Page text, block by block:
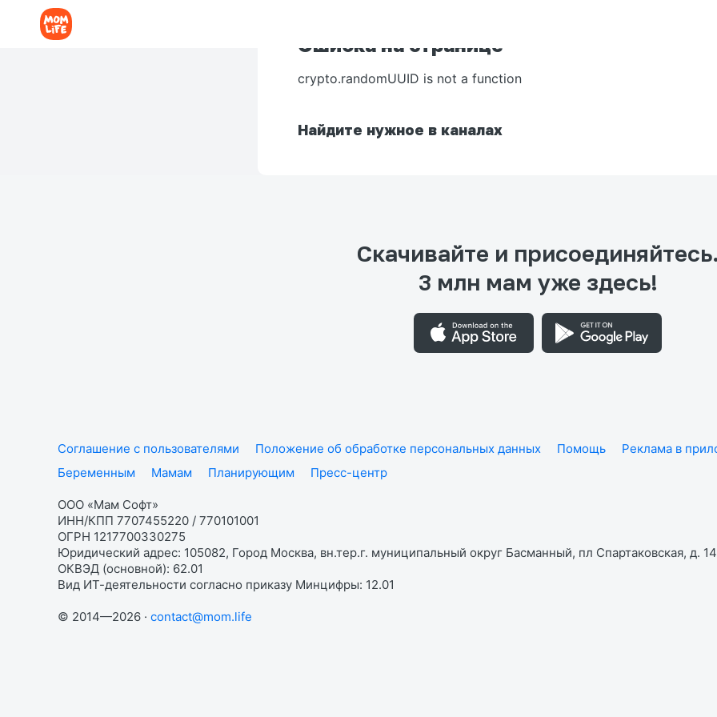
Ошибка на странице
crypto.randomUUID is not a function
Найдите нужное в каналах
Скачивайте и присоединяйтесь.
3 млн мам уже здесь!
Соглашение с пользователями Положение об обработке персональных данных Помощь Реклама в
Беременным
Мамам Планирующим Пресс-центр
ООО «Мам Софт»
ИНН/КПП 7707455220 / 770101001
ОГРН 1217700330275
Юридический адрес: 105082, Город Москва, вн.тер.г. муниципальный округ Басманный, пл Спартаковская, д.
ОКВЭД (основной): 62.01
Вид ИТ-деятельности согласно приказу Минцифры: 12.01
© 2014—2026 · contact@mom.life